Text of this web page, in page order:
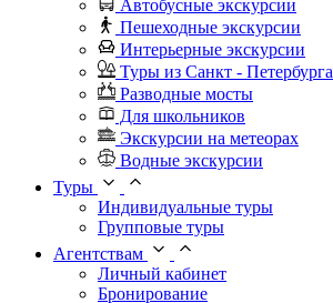
Автобусные экскурсии
Пешеходные экскурсии
Интерьерные экскурсии
Туры из Санкт - Петербурга
Разводные мосты
Для школьников
Экскурсии на метеорах
Водные экскурсии
Туры
Индивидуальные туры
Групповые туры
Агентствам
Личный кабинет
Бронирование